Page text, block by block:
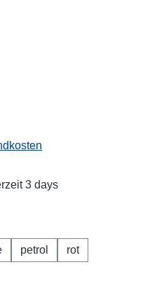
3 days
petrol
rot